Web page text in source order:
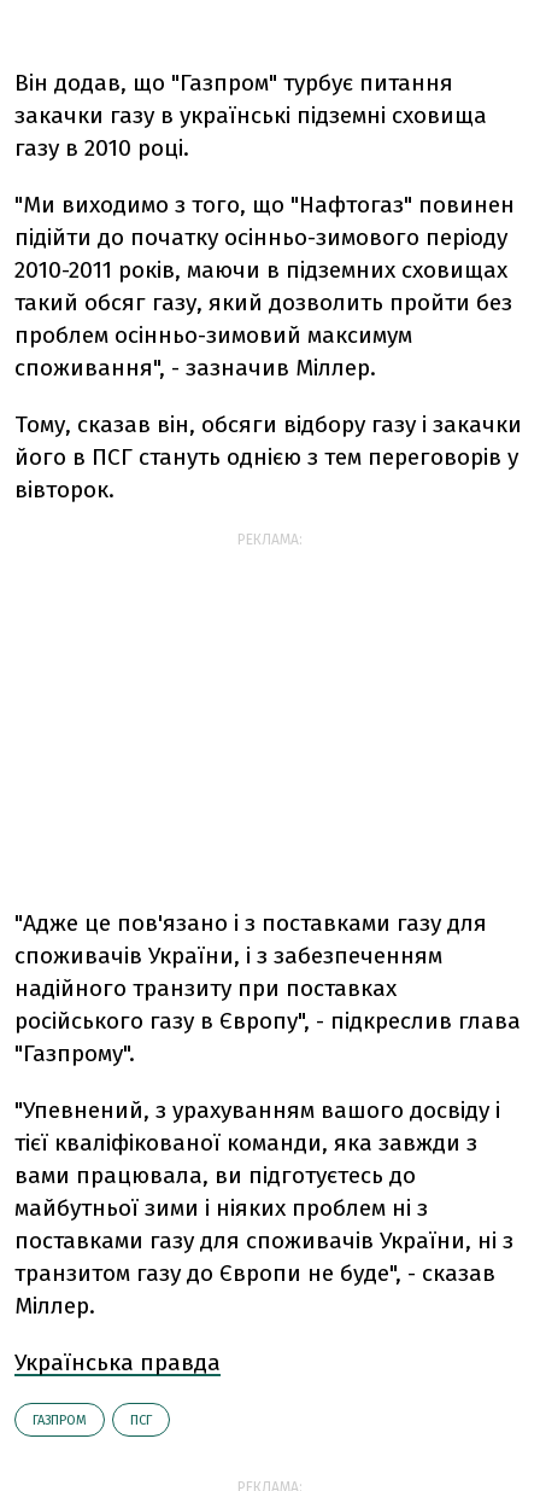
Він додав, що "Газпром" турбує питання
закачки газу в українські підземні сховища
газу в 2010 році.
"Ми виходимо з того, що "Нафтогаз" повинен
підійти до початку осінньо-зимового періоду
2010-2011 років, маючи в підземних сховищах
такий обсяг газу, який дозволить пройти без
проблем осінньо-зимовий максимум
споживання", - зазначив Міллер.
Тому, сказав він, обсяги відбору газу і закачки
його в ПСГ стануть однією з тем переговорів у
вівторок.
РЕКЛАМА:
"Адже це пов'язано і з поставками газу для
споживачів України, і з забезпеченням
надійного транзиту при поставках
російського газу в Європу", - підкреслив глава
"Газпрому".
"Упевнений, з урахуванням вашого досвіду і
тієї кваліфікованої команди, яка завжди з
вами працювала, ви підготуєтесь до
майбутньої зими і ніяких проблем ні з
поставками газу для споживачів України, ні з
транзитом газу до Європи не буде", - сказав
Міллер.
Українська правда
ГАЗПРОМ ПСГ
РЕКЛАМА: